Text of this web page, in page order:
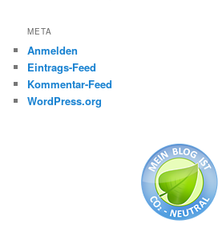
META
Anmelden
Eintrags-Feed
Kommentar-Feed
WordPress.org